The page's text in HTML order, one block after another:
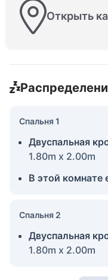
Открыть
Спальня 1
Двуспальная
1.80m x 2.00m
В этой комнате
Спальня 2
Двуспальная
1.80m x 2.00m